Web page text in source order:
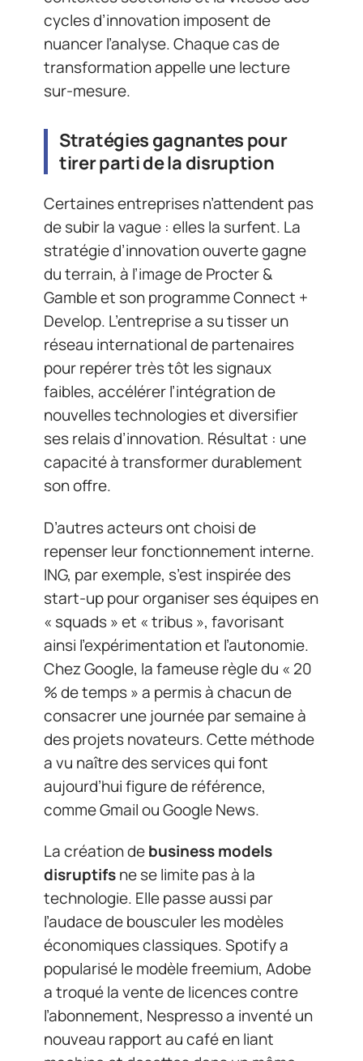
cycles d’innovation imposent de
nuancer l’analyse. Chaque cas de
transformation appelle une lecture
sur-mesure.
Stratégies gagnantes pour
tirer parti de la disruption
Certaines entreprises n’attendent pas
de subir la vague : elles la surfent. La
stratégie d’innovation ouverte gagne
du terrain, à l’image de Procter &
Gamble et son programme Connect +
Develop. L’entreprise a su tisser un
réseau international de partenaires
pour repérer très tôt les signaux
faibles, accélérer l’intégration de
nouvelles technologies et diversifier
ses relais d’innovation. Résultat : une
capacité à transformer durablement
son offre.
D’autres acteurs ont choisi de
repenser leur fonctionnement interne.
ING, par exemple, s’est inspirée des
start-up pour organiser ses équipes en
« squads » et « tribus », favorisant
ainsi l’expérimentation et l’autonomie.
Chez Google, la fameuse règle du « 20
% de temps » a permis à chacun de
consacrer une journée par semaine à
des projets novateurs. Cette méthode
a vu naître des services qui font
aujourd’hui figure de référence,
comme Gmail ou Google News.
La création debusiness models
disruptifsne se limite pas à la
technologie. Elle passe aussi par
l’audace de bousculer les modèles
économiques classiques. Spotify a
popularisé le modèle freemium, Adobe
a troqué la vente de licences contre
l’abonnement, Nespresso a inventé un
nouveau rapport au café en liant